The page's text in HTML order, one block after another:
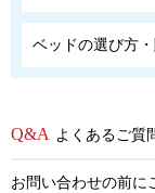
ベッドの選び方
よくあるご質
お問い合わせの前に